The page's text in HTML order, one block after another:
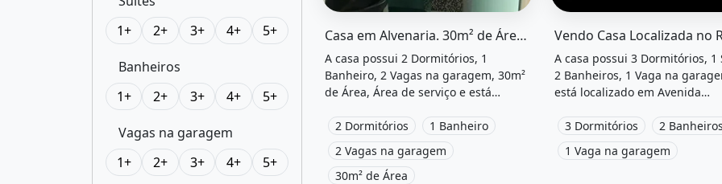
1+
2+ 3+ 4+ 5+
Banheiros
1+
2+ 3+ 4+ 5+
Vagas na garagem
1+
2+ 3+ 4+ 5+
Casa em Alvenaria. 30m² de Área, 2 Vagas na garageme2 Dormitórios
A casa possui 2 Dormitórios, 1
Banheiro, 2 Vagas na garagem, 30m²
de Área, Área de serviço e está
Monteiro, Macapá, Ap à venda por
R$210.000.
2 Dormitórios
1 Banheiro
2 Vagas na garagem
30m² de Área
A casa possui 3 Dormitórios, 1
2 Banheiros, 1 Vaga na
está localizado em Avenida
Macapá, Ap à venda por
3 Dormitórios
2 Banheiros
1 Vaga na garagem